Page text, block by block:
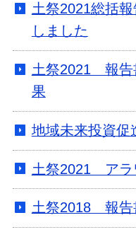
土祭2021総括
しました
土祭2021 報告
果
地域未来投資促
土祭2021 アラ
土祭2018 報告